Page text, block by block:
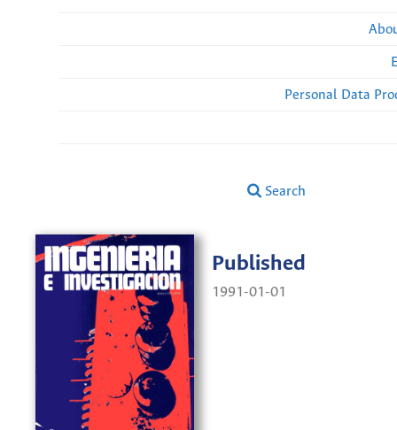
Personal Data
Search
Published
1991-01-01